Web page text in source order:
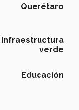
Querétaro
Infraestructura
verde
Educación